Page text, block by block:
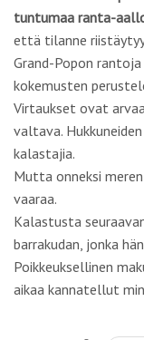
Kalastusta
barrakudan, jonka
Poikkeuksellinen
aikaa kannatellut
0